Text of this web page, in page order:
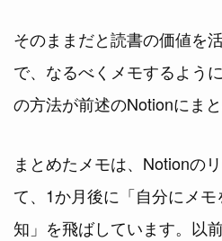
そのままだと読書の価値を
で、なるべくメモするよう
の方法が前述のNotionにまと
まとめたメモは、Notionの
て、1か月後に「自分にメ
知」を飛ばしています。以